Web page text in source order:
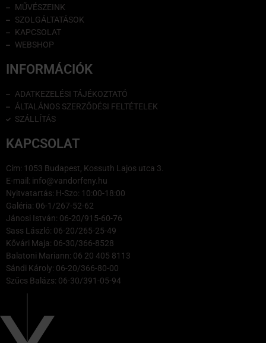
MŰVÉSZEINK
SZOLGÁLTATÁSOK
KAPCSOLAT
WEBSHOP
INFORMÁCIÓK
ADATKEZELÉSI TÁJÉKOZTATÓ
ÁLTALÁNOS SZERZŐDÉSI FELTÉTELEK
SZÁLLÍTÁS
KAPCSOLAT
Cím: 1053 Budapest, Kossuth Lajos utca 3.
E-mail: info@vandorfeny.hu
Nyitvatartás: H-Szo: 10:00-18:00
Galéria: 06-1/267-52-62
Jánosi István: 06-20/915-60-76
Sass László: 06-20/265-25-49
Kővári Maja: 06-30/366-8528
Balatoni Mariann: 06 20 405 8113
Sándi Károly: 06-20/366-80-00
Szűcs Balázs: 06-30/391-05-94